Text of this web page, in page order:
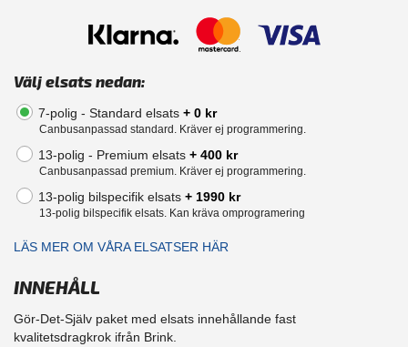
Välj elsats nedan:
7-polig - Standard elsats + 0 kr
Canbusanpassad standard. Kräver ej programmering.
13-polig - Premium elsats + 400 kr
Canbusanpassad premium. Kräver ej programmering.
13-polig bilspecifik elsats + 1990 kr
13-polig bilspecifik elsats. Kan kräva omprogramering
LÄS MER OM VÅRA ELSATSER HÄR
INNEHÅLL
Gör-Det-Själv paket med elsats innehållande fast
kvalitetsdragkrok ifrån Brink.